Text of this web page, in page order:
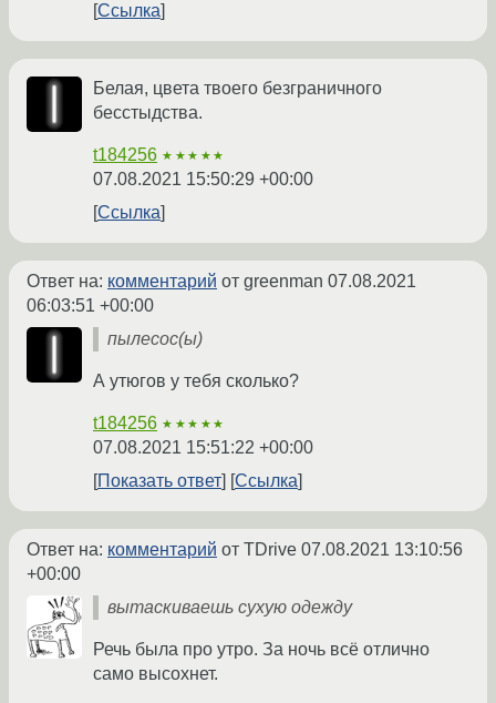
Ссылка
Белая, цвета твоего безграничного
бесстыдства.
t184256 ★★★★★
07.08.2021 15:50:29 +00:00
Ссылка
Ответ на: комментарий от greenman 07.08.2021
06:03:51 +00:00
пылесос(ы)
А утюгов у тебя сколько?
t184256 ★★★★★
07.08.2021 15:51:22 +00:00
Показать ответ
Ссылка
Ответ на: комментарий от TDrive 07.08.2021 13:10:56
+00:00
вытаскиваешь сухую одежду
Речь была про утро. За ночь всё отлично
само высохнет.